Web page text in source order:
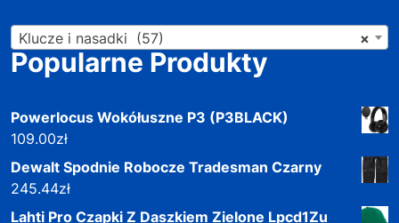
×
Klucze i nasadki (57)
Popularne Produkty
Powerlocus Wokółuszne P3 (P3BLACK)
109.00zł
Dewalt Spodnie Robocze Tradesman Czarny
245.44zł
Lahti Pro Czapki Z Daszkiem Zielone Lpcd1Zu